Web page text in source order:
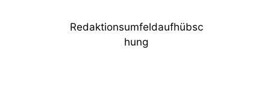
Redaktionsumfeldaufhübsc
hung